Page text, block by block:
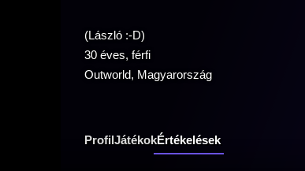
(László :-D)
30 éves, férfi
Outworld, Magyarország
ProfilJátékokÉrtékelések